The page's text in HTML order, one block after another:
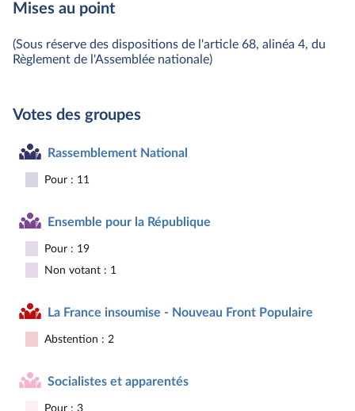
Mises au point
(Sous réserve des dispositions de l'article 68, alinéa 4, du
Règlement de l'Assemblée nationale)
Votes des groupes
Rassemblement National
Pour : 11
Ensemble pour la République
Pour : 19
Non votant : 1
La France insoumise - Nouveau Front Populaire
Abstention : 2
Socialistes et apparentés
Pour : 3